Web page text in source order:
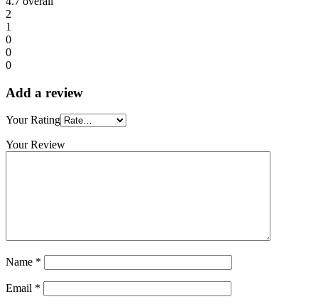
2
1
0
0
0
Add a review
Your Rating
Your Review
Name *
Email *